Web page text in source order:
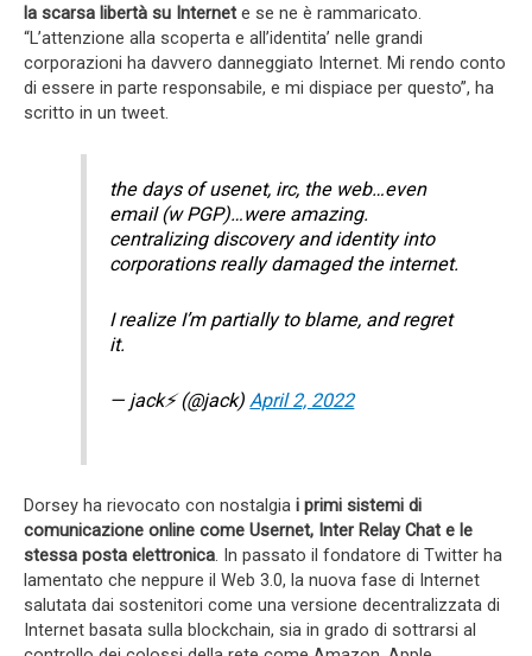
la scarsa libertà su Internet e se ne è rammaricato.
“L’attenzione alla scoperta e all’identita’ nelle grandi
corporazioni ha davvero danneggiato Internet. Mi rendo conto
di essere in parte responsabile, e mi dispiace per questo”, ha
scritto in un tweet.
the days of usenet, irc, the web…even
email (w PGP)…were amazing.
centralizing discovery and identity into
corporations really damaged the internet.
I realize I’m partially to blame, and regret
it.
— jack⚡️ (@jack) April 2, 2022
Dorsey ha rievocato con nostalgia i primi sistemi di
comunicazione online come Usernet, Inter Relay Chat e le
stessa posta elettronica. In passato il fondatore di Twitter ha
lamentato che neppure il Web 3.0, la nuova fase di Internet
salutata dai sostenitori come una versione decentralizzata di
Internet basata sulla blockchain, sia in grado di sottrarsi al